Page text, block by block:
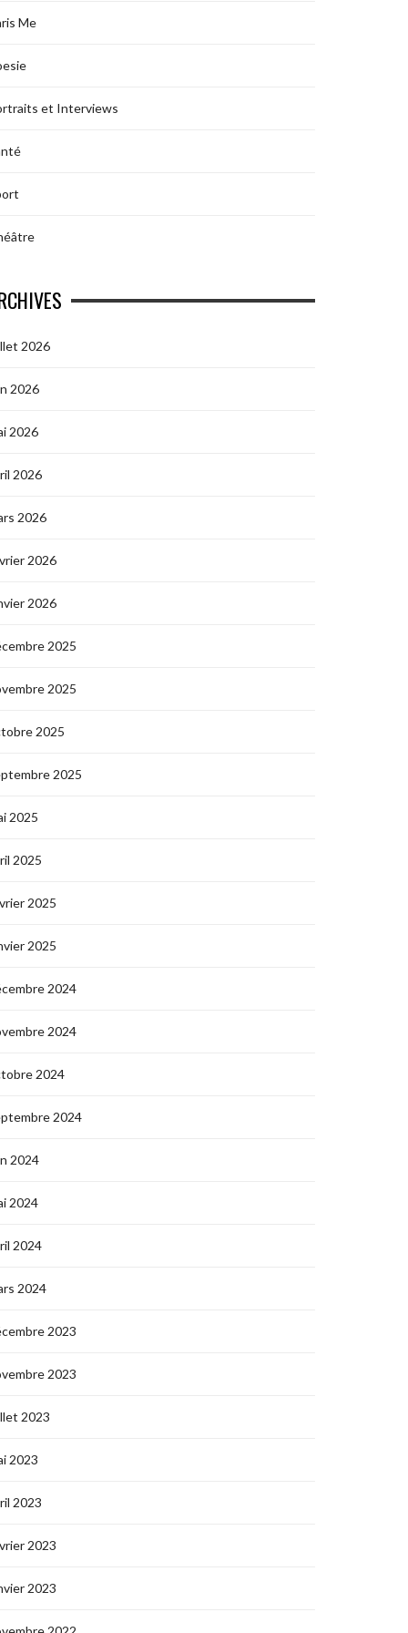
Me
et Interviews
2026
2026
2026
2026
2026
2026
2026
2025
2025
2025
2025
2025
2025
2025
2025
2024
2024
2024
2024
2024
2024
2024
2024
2023
2023
2023
2023
2023
2023
2023